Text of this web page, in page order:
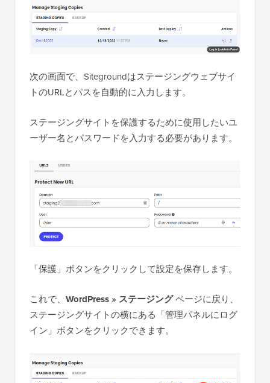
次の画面で、Sitegroundはステージングウェブサイ
トのURLとパスを自動的に入力します。
ステージングサイトを保護するために使用したいユ
ーザー名とパスワードを入力する必要があります。
「保護」ボタンをクリックして設定を保存します。
これで、 WordPress » ステージングページに戻り、
ステージングサイトの横にある「管理パネルにログ
イン」ボタンをクリックできます。